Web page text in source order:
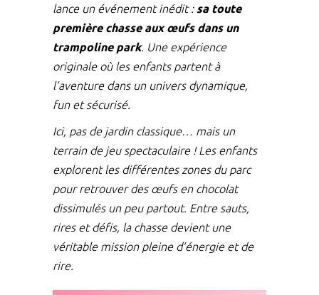
lance un événement inédit : sa toute
première chasse aux œufs dans un
trampoline park. Une expérience
originale où les enfants partent à
l’aventure dans un univers dynamique,
fun et sécurisé.
Ici, pas de jardin classique… mais un
terrain de jeu spectaculaire ! Les enfants
explorent les différentes zones du parc
pour retrouver des œufs en chocolat
dissimulés un peu partout. Entre sauts,
rires et défis, la chasse devient une
véritable mission pleine d’énergie et de
rire.